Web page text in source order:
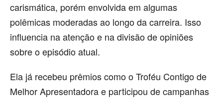
carismática, porém envolvida em algumas
polêmicas moderadas ao longo da carreira. Isso
influencia na atenção e na divisão de opiniões
sobre o episódio atual.
Ela já recebeu prêmios como o Troféu Contigo de
Melhor Apresentadora e participou de campanhas